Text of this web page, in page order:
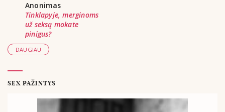
Anonimas
Tinklapyje, merginoms
už seksą mokate
pinigus?
DAUGIAU
SEX PAŽINTYS